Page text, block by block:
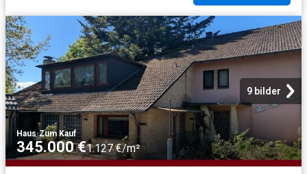
9 bilder
Haus·Zum Kauf
345.000 €1.127 €/m²